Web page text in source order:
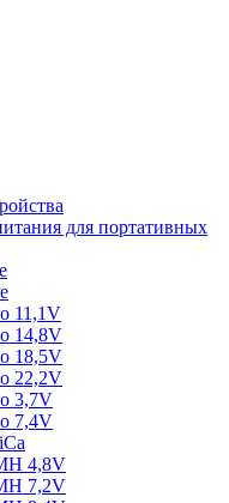
для портативных
11,1V
14,8V
18,5V
22,2V
3,7V
7,4V
4,8V
7,2V